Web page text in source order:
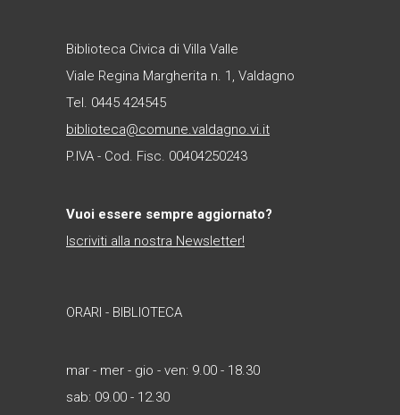
Biblioteca Civica di Villa Valle
Viale Regina Margherita n. 1, Valdagno
Tel. 0445 424545
biblioteca@comune.valdagno.vi.it
P.IVA - Cod. Fisc. 00404250243
Vuoi essere sempre aggiornato?
Iscriviti alla nostra Newsletter!
ORARI - BIBLIOTECA
mar - mer - gio - ven: 9.00 - 18.30
sab: 09.00 - 12.30